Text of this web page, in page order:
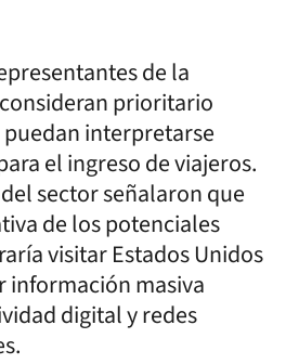
de la
prioritario
interpretarse
el ingreso de viajeros.
sector señalaron que
de los potenciales
visitar Estados Unidos
información masiva
digital y redes